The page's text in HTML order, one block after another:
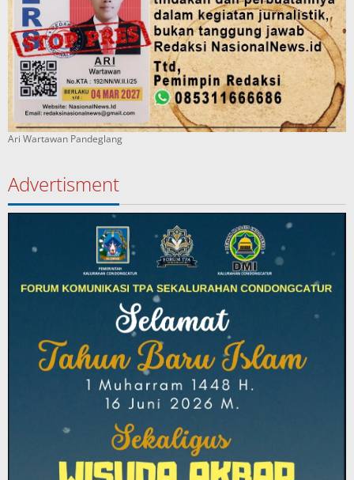
Ari Wartawan Pandeglang
Advertisment